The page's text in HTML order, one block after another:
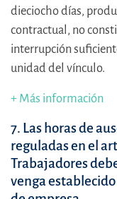
dieciocho días,
contractual, no
interrupción
unidad del vínculo.
+ Más información
7. Las horas de
reguladas en el
Trabajadores
venga